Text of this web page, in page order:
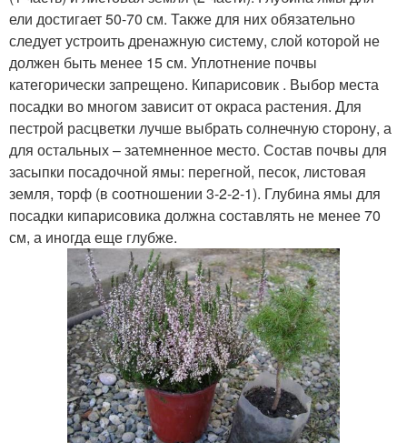
ели достигает 50-70 см. Также для них обязательно
следует устроить дренажную систему, слой которой не
должен быть менее 15 см. Уплотнение почвы
категорически запрещено. Кипарисовик . Выбор места
посадки во многом зависит от окраса растения. Для
пестрой расцветки лучше выбрать солнечную сторону, а
для остальных – затемненное место. Состав почвы для
засыпки посадочной ямы: перегной, песок, листовая
земля, торф (в соотношении 3-2-2-1). Глубина ямы для
посадки кипарисовика должна составлять не менее 70
см, а иногда еще глубже.